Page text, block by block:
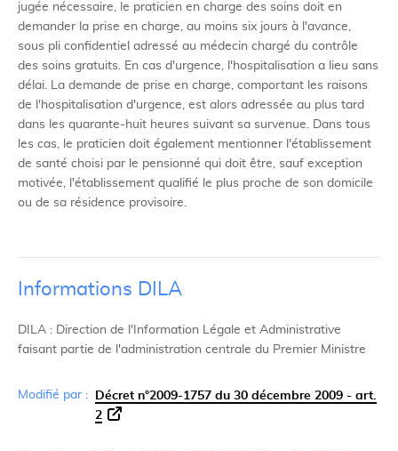
jugée nécessaire, le praticien en charge des soins doit en
demander la prise en charge, au moins six jours à l'avance,
sous pli confidentiel adressé au médecin chargé du contrôle
des soins gratuits. En cas d'urgence, l'hospitalisation a lieu sans
délai. La demande de prise en charge, comportant les raisons
de l'hospitalisation d'urgence, est alors adressée au plus tard
dans les quarante-huit heures suivant sa survenue. Dans tous
les cas, le praticien doit également mentionner l'établissement
de santé choisi par le pensionné qui doit être, sauf exception
motivée, l'établissement qualifié le plus proche de son domicile
ou de sa résidence provisoire.
Informations DILA
DILA : Direction de l'Information Légale et Administrative
faisant partie de l'administration centrale du Premier Ministre
Modifié par :
Décret n°2009-1757 du 30 décembre 2009 - art.
2